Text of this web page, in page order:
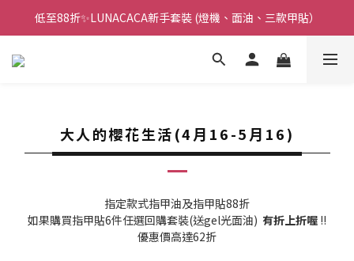
🌟指甲油新手入門優惠🌟低至85折
低至88折✨LUNACACA新手套裝 (燈機、面油、三款甲貼）
🌟指甲油新手入門優惠🌟低至85折
大人的櫻花生活(4月16-5月16)
指定款式指甲油及指甲貼88折
如果購買指甲貼6件任選回購套裝(送gel光面油) 有折上折喔 !!
優惠價高達62折